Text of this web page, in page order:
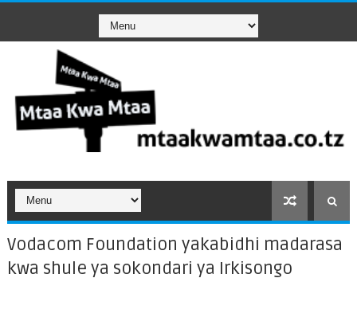
Vodacom Foundation yakabidhi madarasa
kwa shule ya sokondari ya Irkisongo